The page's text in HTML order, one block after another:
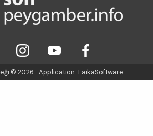
© 2026 Application: LaikaSoftware